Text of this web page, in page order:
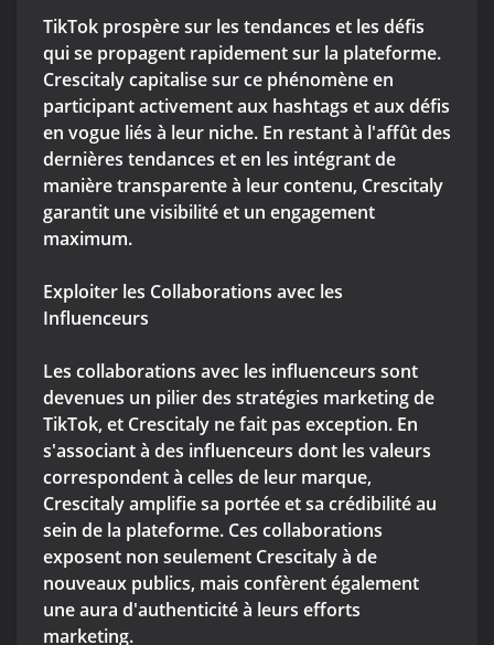
TikTok prospère sur les tendances et les défis
qui se propagent rapidement sur la plateforme.
Crescitaly capitalise sur ce phénomène en
participant activement aux hashtags et aux défis
en vogue liés à leur niche. En restant à l'affût des
dernières tendances et en les intégrant de
manière transparente à leur contenu, Crescitaly
garantit une visibilité et un engagement
maximum.
Exploiter les Collaborations avec les
Influenceurs
Les collaborations avec les influenceurs sont
devenues un pilier des stratégies marketing de
TikTok, et Crescitaly ne fait pas exception. En
s'associant à des influenceurs dont les valeurs
correspondent à celles de leur marque,
Crescitaly amplifie sa portée et sa crédibilité au
sein de la plateforme. Ces collaborations
exposent non seulement Crescitaly à de
nouveaux publics, mais confèrent également
une aura d'authenticité à leurs efforts
marketing.